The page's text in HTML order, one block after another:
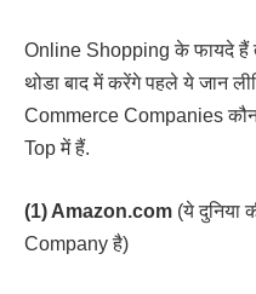
Online Shopping के फायदे हैं
थोडा बाद में करेंगे पहले ये जान
Commerce Companies कौन
Top में हैं.
(1) Amazon.com (ये दुनिया
Company है)